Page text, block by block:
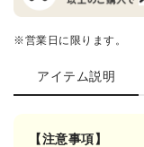
※営業日に限ります。
アイテム説明
【注意事項】